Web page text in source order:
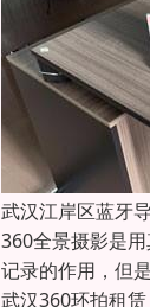
武汉江岸区蓝牙
360全景摄影是
记录的作用，但
武汉360环拍租赁